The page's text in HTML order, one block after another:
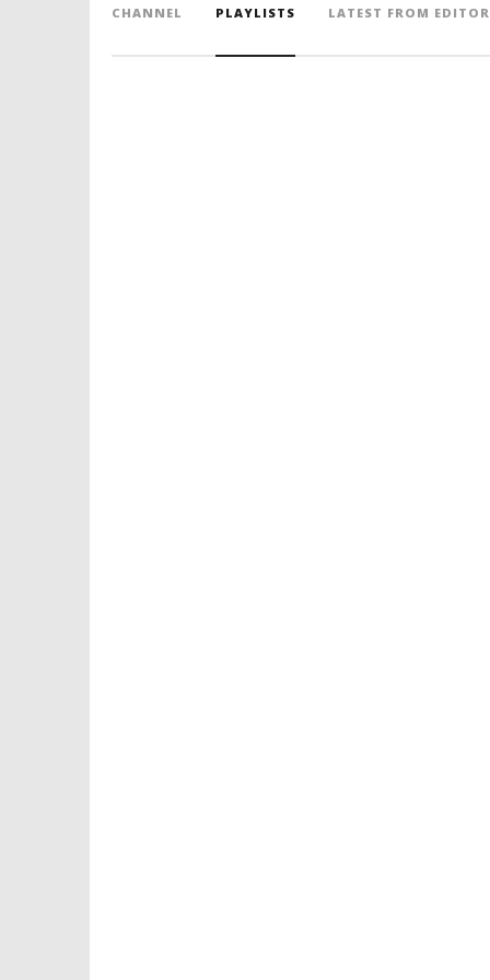
LATEST FROM EDITOR
PLAYLISTS
CHANNEL